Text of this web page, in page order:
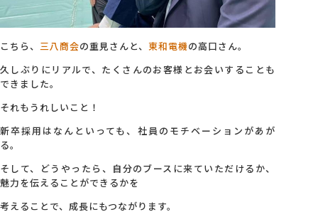
こちら、 三八商会の重見さんと、 東和電機の高口さん。
久しぶりにリアルで、たくさんのお客様とお会いすることも
できました。
それもうれしいこと！
新卒採用はなんといっても、社員のモチベーションがあが
る。
そして、どうやったら、自分のブースに来ていただけるか、
魅力を伝えることができるかを
考えることで、成長にもつながります。